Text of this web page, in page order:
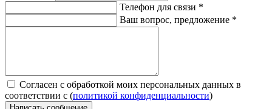
Телефон для связи *
Ваш вопрос, предложение *
Согласен с обработкой моих персональных данных в
соответствии с (политикой конфиденциальности)